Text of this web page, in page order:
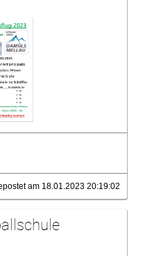
am 18.01.2023 20:19:02